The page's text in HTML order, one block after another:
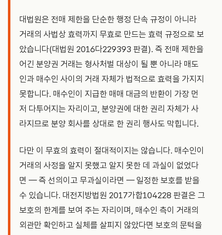
대법원은 전매 제한을 단순한 행정 단속 규정이 아니라
거래의 사법상 효력까지 무효로 만드는 효력 규정으로 보
았습니다(대법원 2016다229393 판결). 즉 전매 제한을
어긴 분양권 거래는 형사처벌 대상이 될 뿐 아니라 매도
인과 매수인 사이의 거래 자체가 법적으로 효력을 가지지
못합니다. 매수인이 지급한 매매 대금의 반환이 가장 먼
저 다투어지는 자리이고, 분양권에 대한 권리 자체가 사
라지므로 분양 회사를 상대로 한 권리 행사도 막힙니다.
다만 이 무효의 효력이 절대적이지는 않습니다. 매수인이
거래의 사정을 알지 못했고 알지 못한 데 과실이 없었다
면 — 즉 선의이고 무과실이라면 — 일정한 보호를 받을
수 있습니다. 대전지방법원 2017가합104228 판결은 그
보호의 한계를 보여 주는 자리이며, 매수인 측이 거래의
외관만 확인하고 실체를 살피지 않았다면 보호의 문턱을